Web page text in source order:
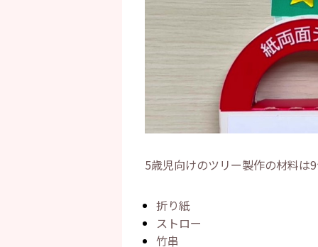
5歳児向けのツリー製作の材料は
折り紙
ストロー
竹串